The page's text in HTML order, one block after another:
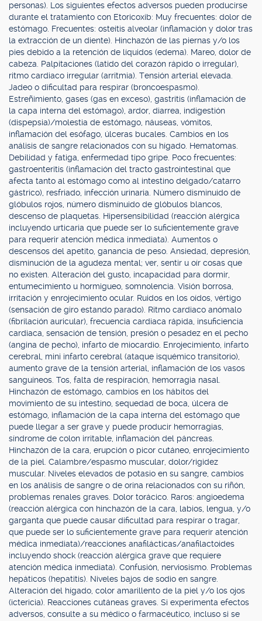
personas). Los siguientes efectos adversos pueden producirse
durante el tratamiento con Etoricoxib: Muy frecuentes: dolor de
estómago. Frecuentes: osteitis alveolar (inflamación y dolor tras
la extracción de un diente). Hinchazón de las piernas y/o los
pies debido a la retención de líquidos (edema). Mareo, dolor de
cabeza. Palpitaciones (latido del corazón rápido o irregular),
ritmo cardiaco irregular (arritmia). Tensión arterial elevada.
Jadeo o dificultad para respirar (broncoespasmo).
Estreñimiento, gases (gas en exceso), gastritis (inflamación de
la capa interna del estómago), ardor, diarrea, indigestión
(dispepsia)/molestia de estómago, náuseas, vómitos,
inflamación del esófago, úlceras bucales. Cambios en los
análisis de sangre relacionados con su hígado. Hematomas.
Debilidad y fatiga, enfermedad tipo gripe. Poco frecuentes:
gastroenteritis (inflamación del tracto gastrointestinal que
afecta tanto al estómago como al intestino delgado/catarro
gástrico), resfriado, infección urinaria. Número disminuido de
glóbulos rojos, número disminuido de glóbulos blancos,
descenso de plaquetas. Hipersensibilidad (reacción alérgica
incluyendo urticaria que puede ser lo suficientemente grave
para requerir atención médica inmediata). Aumentos o
descensos del apetito, ganancia de peso. Ansiedad, depresión,
disminución de la agudeza mental; ver, sentir u oír cosas que
no existen. Alteración del gusto, incapacidad para dormir,
entumecimiento u hormigueo, somnolencia. Visión borrosa,
irritación y enrojecimiento ocular. Ruidos en los oídos, vértigo
(sensación de giro estando parado). Ritmo cardiaco anómalo
(fibrilación auricular), frecuencia cardiaca rápida, insuficiencia
cardiaca, sensación de tensión, presión o pesadez en el pecho
(angina de pecho), infarto de miocardio. Enrojecimiento, infarto
cerebral, mini infarto cerebral (ataque isquémico transitorio),
aumento grave de la tensión arterial, inflamación de los vasos
sanguíneos. Tos, falta de respiración, hemorragia nasal.
Hinchazón de estómago, cambios en los hábitos del
movimiento de su intestino, sequedad de boca, úlcera de
estómago, inflamación de la capa interna del estómago que
puede llegar a ser grave y puede producir hemorragias,
síndrome de colon irritable, inflamación del páncreas.
Hinchazón de la cara, erupción o picor cutáneo, enrojecimiento
de la piel. Calambre/espasmo muscular, dolor/rigidez
muscular. Niveles elevados de potasio en su sangre, cambios
en los análisis de sangre o de orina relacionados con su riñón,
problemas renales graves. Dolor torácico. Raros: angioedema
(reacción alérgica con hinchazón de la cara, labios, lengua, y/o
garganta que puede causar dificultad para respirar o tragar,
que puede ser lo suficientemente grave para requerir atención
médica inmediata)/reacciones anafilácticas/anafilactoides
incluyendo shock (reacción alérgica grave que requiere
atención médica inmediata). Confusión, nerviosismo. Problemas
hepáticos (hepatitis). Niveles bajos de sodio en sangre.
Alteración del hígado, color amarillento de la piel y/o los ojos
(ictericia). Reacciones cutáneas graves. Si experimenta efectos
adversos, consulte a su médico o farmacéutico, incluso si se